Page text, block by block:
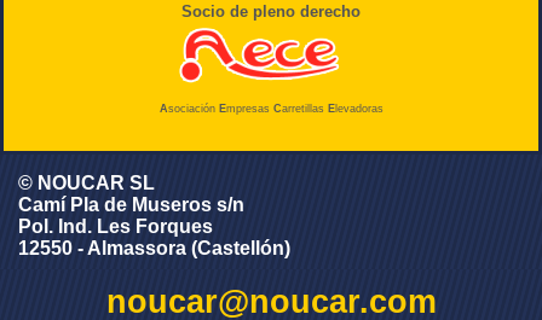
Socio de pleno derecho
Asociación Empresas Carretillas Elevadoras
© NOUCAR SL
Camí Pla de Museros s/n
Pol. Ind. Les Forques
12550 - Almassora (Castellón)
noucar@noucar.com